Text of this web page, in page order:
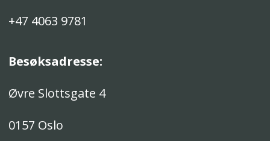
+47 4063 9781
Besøksadresse:
Øvre Slottsgate 4
0157 Oslo